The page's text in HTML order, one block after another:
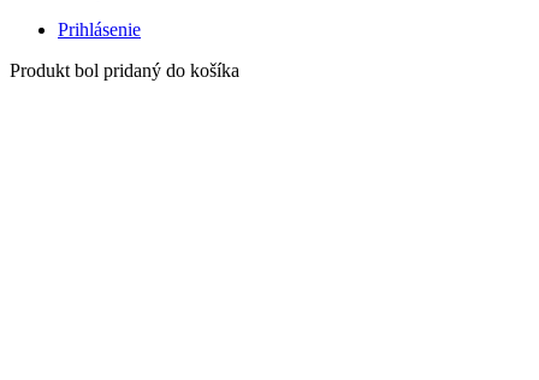
Prihlásenie
Produkt bol pridaný do košíka